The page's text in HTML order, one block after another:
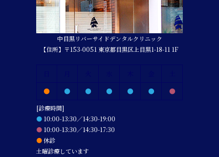
中目黒リバーサイドデンタルクリニック
【住所】〒153-0051 東京都目黒区上目黒1-18-11 1F
●
● ● ● ● ● ●
[診療時間]
● 10:00-13:30／14:30-19:00
● 10:00-13:30／14:30-17:30
●休診
土曜診療しています